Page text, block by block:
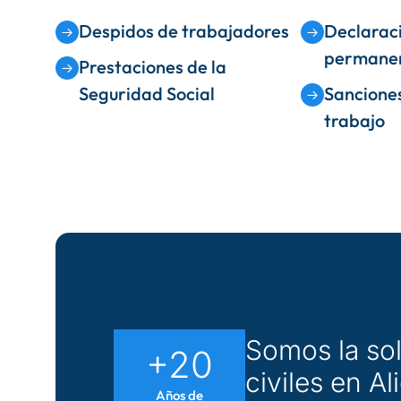
Despidos de trabajadores
Prestaciones de la
Seguridad Social
trabajo
+20
Años de
Somos la
civiles en